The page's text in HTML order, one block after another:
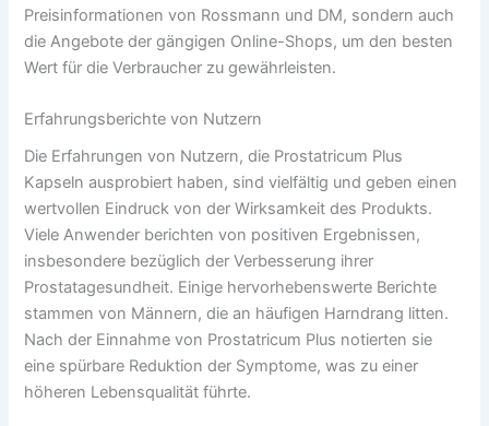
Preisinformationen von Rossmann und DM, sondern auch
die Angebote der gängigen Online-Shops, um den besten
Wert für die Verbraucher zu gewährleisten.
Erfahrungsberichte von Nutzern
Die Erfahrungen von Nutzern, die Prostatricum Plus
Kapseln ausprobiert haben, sind vielfältig und geben einen
wertvollen Eindruck von der Wirksamkeit des Produkts.
Viele Anwender berichten von positiven Ergebnissen,
insbesondere bezüglich der Verbesserung ihrer
Prostatagesundheit. Einige hervorhebenswerte Berichte
stammen von Männern, die an häufigen Harndrang litten.
Nach der Einnahme von Prostatricum Plus notierten sie
eine spürbare Reduktion der Symptome, was zu einer
höheren Lebensqualität führte.